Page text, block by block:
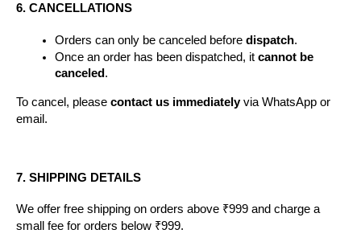
6. CANCELLATIONS
Orders can only be canceled before dispatch.
Once an order has been dispatched, it cannot be
canceled .
To cancel, please contact us immediately via WhatsApp or
email.
7. SHIPPING DETAILS
We offer free shipping on orders above ₹999 and charge a
small fee for orders below ₹999.